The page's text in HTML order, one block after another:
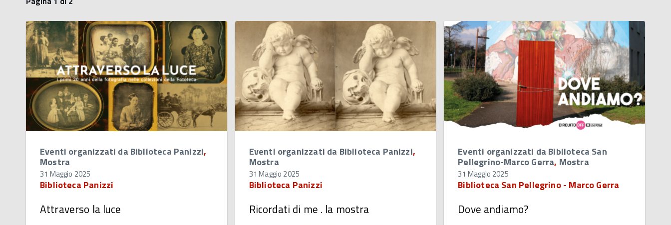
Eventi organizzati da Biblioteca Panizzi,
Mostra
31 Maggio 2025
Biblioteca Panizzi
Attraverso la luce
Eventi organizzati da Biblioteca Panizzi,
Mostra
31 Maggio 2025
Biblioteca Panizzi
Ricordati di me . la mostra
Eventi organizzati da Biblioteca San
Pellegrino-Marco Gerra, Mostra
31 Maggio 2025
Biblioteca San Pellegrino - Marco Gerra
Dove andiamo?